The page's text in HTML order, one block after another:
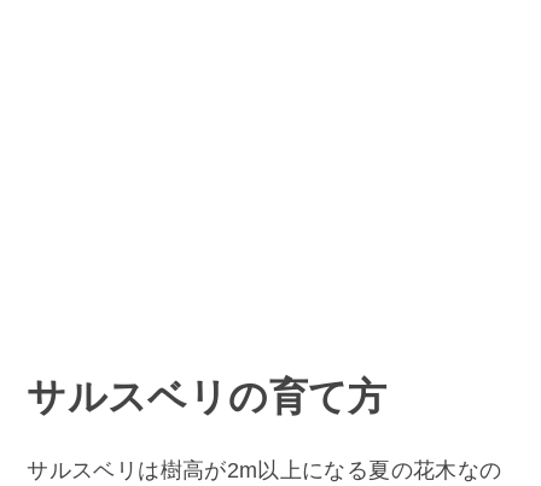
サルスベリの育て方
サルスベリは樹高が2m以上になる夏の花木なの